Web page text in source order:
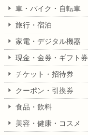
車・バイク・自転車
旅行・宿泊
家電・デジタル機器
現金・金券・ギフト券
チケット・招待券
クーポン・引換券
食品・飲料
美容・健康・コスメ